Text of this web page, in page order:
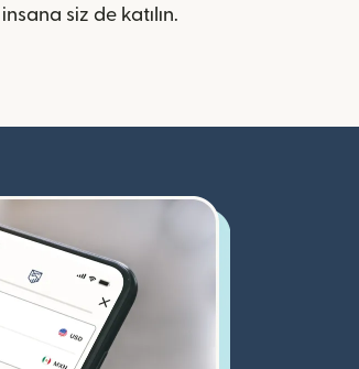
insana siz de katılın.